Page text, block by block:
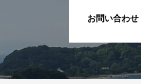
お問い合わせ